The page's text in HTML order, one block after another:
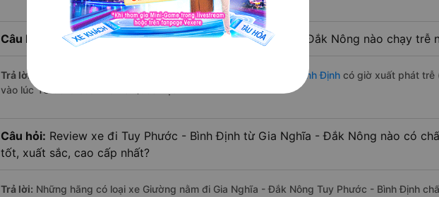
Câu hỏi: Nhà xe đi Tuy Phước - Bình Định từ Gia Nghĩa - Đắk Nông nào chạy trễ
Trả lời: Giường nằm Gia Nghĩa - Đắk Nông Tuy Phước - Bình Định có giờ xuất phát trễ
vào lúc 18:50 là của nhà xe Quốc Đạt.
Câu hỏi: Review xe đi Tuy Phước - Bình Định từ Gia Nghĩa - Đắk Nông nào có
tốt, xuất sắc, cao cấp nhất?
Trả lời: Những hãng có loại xe Giường nằm đi Gia Nghĩa - Đắk Nông Tuy Phước - Bình Định